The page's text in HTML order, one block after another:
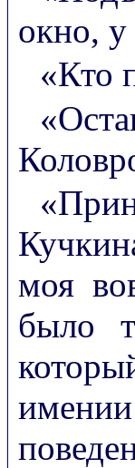
окно,
«Кто
моя
было